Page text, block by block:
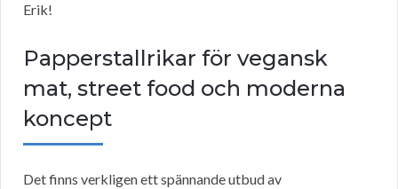
Erik!
Papperstallrikar för vegansk
mat, street food och moderna
koncept
Det finns verkligen ett spännande utbud av